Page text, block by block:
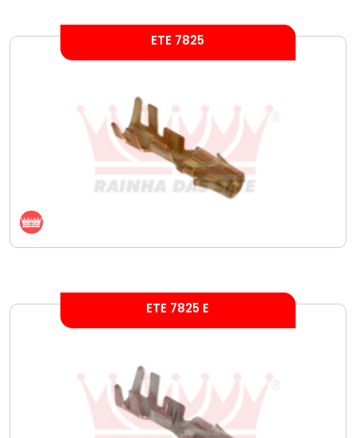
ETE 7825
ETE 7825 E